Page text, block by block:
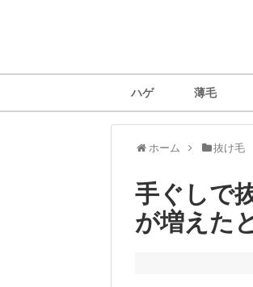
ハゲ 薄毛
ホーム 抜け毛
手ぐしで
が増えた